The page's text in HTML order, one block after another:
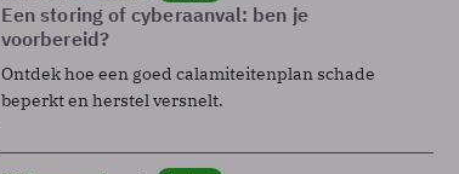
Een storing of cyberaanval: ben je
voorbereid?
Ontdek hoe een goed calamiteitenplan schade
beperkt en herstel versnelt.